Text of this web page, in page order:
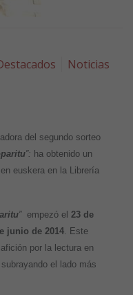
Noticias
del segundo sorteo
”: ha obtenido un
euskera en la Librería
” empezó el 23 de
junio de 2014. Este
por la lectura en
el lado más